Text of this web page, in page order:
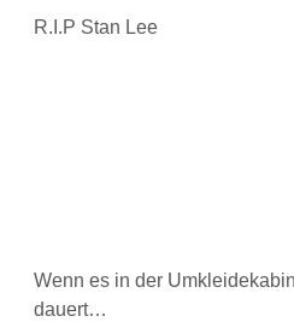
R.I.P Stan Lee
Wenn es in der
dauert…